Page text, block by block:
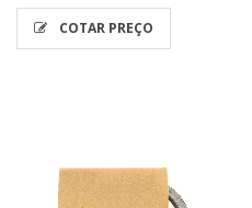
COTAR PREÇO